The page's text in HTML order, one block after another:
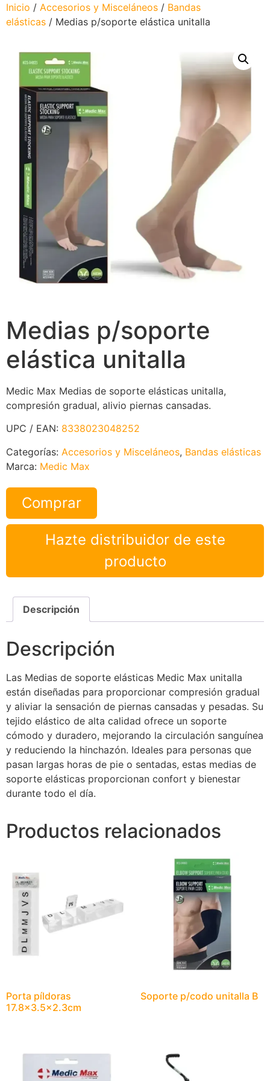
Inicio / Accesorios y Misceláneos / Bandas
elásticas / Medias p/soporte elástica unitalla
Medias p/soporte
elástica unitalla
Medic Max Medias de soporte elásticas unitalla,
compresión gradual, alivio piernas cansadas.
UPC / EAN: 8338023048252
Categorías: Accesorios y Misceláneos, Bandas elásticas
Marca: Medic Max
Comprar
Hazte distribuidor de este
producto
Descripción
Descripción
Las Medias de soporte elásticas Medic Max unitalla
están diseñadas para proporcionar compresión gradual
y aliviar la sensación de piernas cansadas y pesadas. Su
tejido elástico de alta calidad ofrece un soporte
cómodo y duradero, mejorando la circulación sanguínea
y reduciendo la hinchazón. Ideales para personas que
pasan largas horas de pie o sentadas, estas medias de
soporte elásticas proporcionan confort y bienestar
durante todo el día.
Productos relacionados
Porta píldoras
17.8×3.5×2.3cm
Soporte p/codo unitalla B